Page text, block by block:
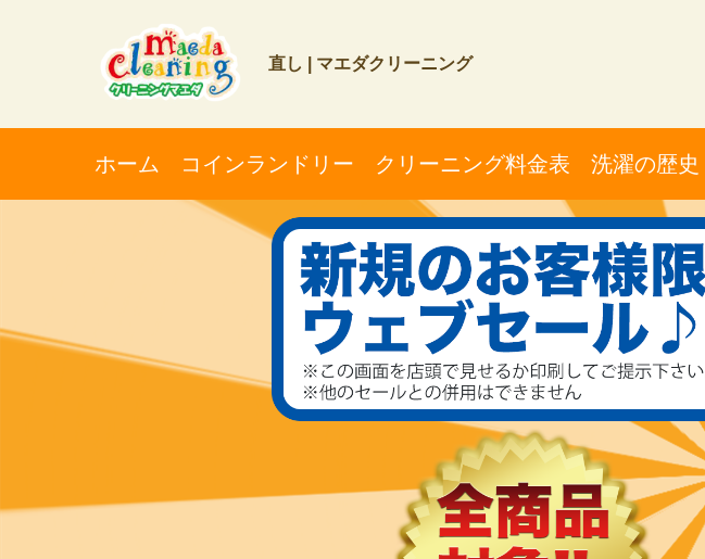
直し | マエダクリーニング
ホーム コインランドリー クリーニング料金表 洗濯の歴史